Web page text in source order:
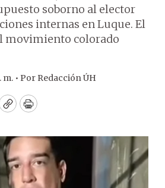
soborno al elector
internas en Luque. El
movimiento colorado
• Por Redacción ÚH
CopyPrint